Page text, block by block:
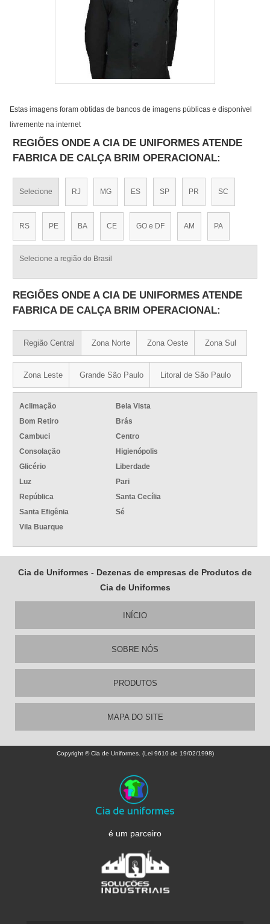
Estas imagens foram obtidas de bancos de imagens públicas e disponível
livremente na internet
REGIÕES ONDE A CIA DE UNIFORMES ATENDE
FABRICA DE CALÇA BRIM OPERACIONAL:
Selecione RJ MG ES SP PR SC
RS PE BA CE GO e DF AM PA
Selecione a região do Brasil
REGIÕES ONDE A CIA DE UNIFORMES ATENDE
FABRICA DE CALÇA BRIM OPERACIONAL:
Região Central Zona Norte Zona Oeste Zona Sul
Zona Leste Grande São Paulo Litoral de São Paulo
Aclimação
Bela Vista
Bom Retiro
Brás
Cambuci
Centro
Consolação
Higienópolis
Glicério
Liberdade
Luz
Pari
República
Santa Cecília
Santa Efigênia
Sé
Vila Buarque
Cia de Uniformes - Dezenas de empresas de Produtos de
Cia de Uniformes
INÍCIO
SOBRE NÓS
PRODUTOS
MAPA DO SITE
Copyright © Cia de Uniformes. (Lei 9610 de 19/02/1998)
é um parceiro